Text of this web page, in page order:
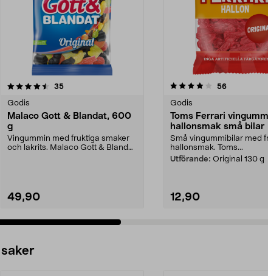
35recensioner
Godis
Malaco Gott & Blandat, 600
g
Vingummin med fruktiga smaker
och lakrits. Malaco Gott & Blandat
49,90
4.0 av 5 stjärnor 56recensioner
Godis
Toms Ferrari
hallonsmak små bilar
Små vingummibilar med
hallonsmak. Toms...
Utförande: Original 130 g
12,90
4.5 av 5 stjärnor